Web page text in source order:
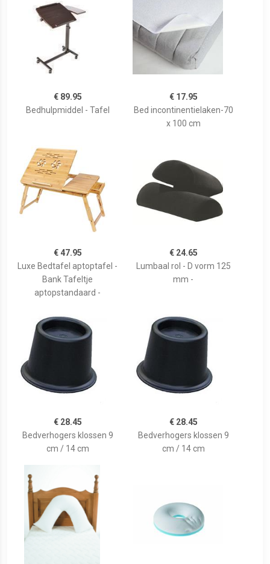
€ 89.95
Bedhulpmiddel - Tafel
€ 17.95
Bed incontinentielaken-70
x 100 cm
€ 47.95
Luxe Bedtafel aptoptafel -
Bank Tafeltje
aptopstandaard -
€ 24.65
Lumbaal rol - D vorm 125
mm -
€ 28.45
Bedverhogers klossen 9
cm / 14 cm
€ 28.45
Bedverhogers klossen 9
cm / 14 cm